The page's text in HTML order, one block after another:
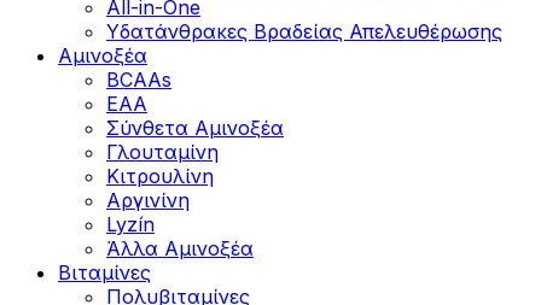
All-in-One
Υδατάνθρακες Βραδείας Απελευθέρωσης
Αμινοξέα
BCAAs
EAA
Σύνθετα Αμινοξέα
Γλουταμίνη
Κιτρουλίνη
Αργινίνη
Lyzín
Άλλα Αμινοξέα
Βιταμίνες
Πολυβιταμίνες